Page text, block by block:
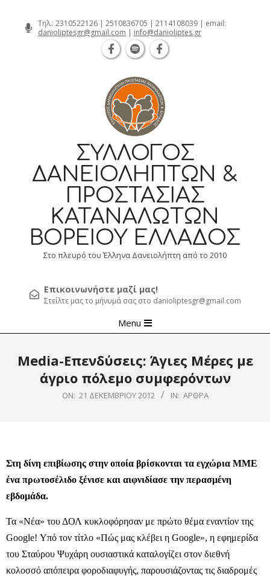
Τηλ.: 2310522126 | 2510836705 | 2114108039 | email:
danioliptesgr@gmail.com | info@danioliptes.gr
ΣΎΛΛΟΓΟΣ
ΔΑΝΕΙΟΛΗΠΤΏΝ &
ΠΡΟΣΤΑΣΊΑΣ
ΚΑΤΑΝΑΛΩΤΏΝ
ΒΟΡΕΊΟΥ ΕΛΛΆΔΟΣ
Στο πλευρό του Έλληνα Δανειολήπτη από το 2010
Επικοινωνήστε μαζί μας!
Στείλτε μας το μήνυμά σας στο danioliptesgr@gmail.com
Navigation
Menu
Media-Επενδύσεις: Άγιες Μέρες με
άγριο πόλεμο συμφερόντων
ON: 21 ΔΕΚΕΜΒΡΊΟΥ 2012 IN: ΆΡΘΡΑ
Στη δίνη επιβίωσης στην οποία βρίσκονται τα εγχώρια ΜΜΕ
ένα πρωτοσέλιδο ξένισε και αιφνιδίασε την περασμένη
εβδομάδα.
Τα «Νέα» του ΔΟΛ κυκλοφόρησαν με πρώτο θέμα εναντίον της
Google! Υπό τον τίτλο «Πώς μας κλέβει η Google», η εφημερίδα
του Σταύρου Ψυχάρη ουσιαστικά καταλογίζει στον διεθνή
κολοσσό απόπειρα φοροδιαφυγής, παρουσιάζοντας τις διαδρομές